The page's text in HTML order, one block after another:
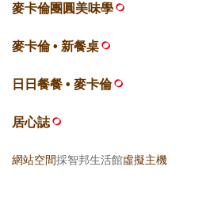
麥卡倫團圓美味學
麥卡倫 • 新餐桌
日日餐餐 • 麥卡倫
居心誌
網站空間採智邦生活館虛擬主機